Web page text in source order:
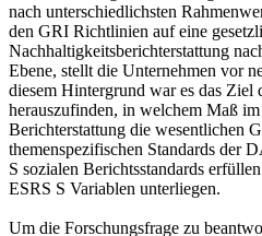
Die Umstellung von freiwilliger,
nach unterschiedlichsten
den GRI Richtlinien auf eine
Nachhaltigkeitsberichterstattung
Ebene, stellt die Unternehmen vor
diesem Hintergrund war es das Ziel
herauszufinden, in welchem Maß im
Berichterstattung die wesentlichen
themenspezifischen Standards der
S sozialen Berichtsstandards